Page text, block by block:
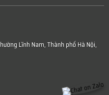
Lĩnh Nam, Thành phố Hà Nội,